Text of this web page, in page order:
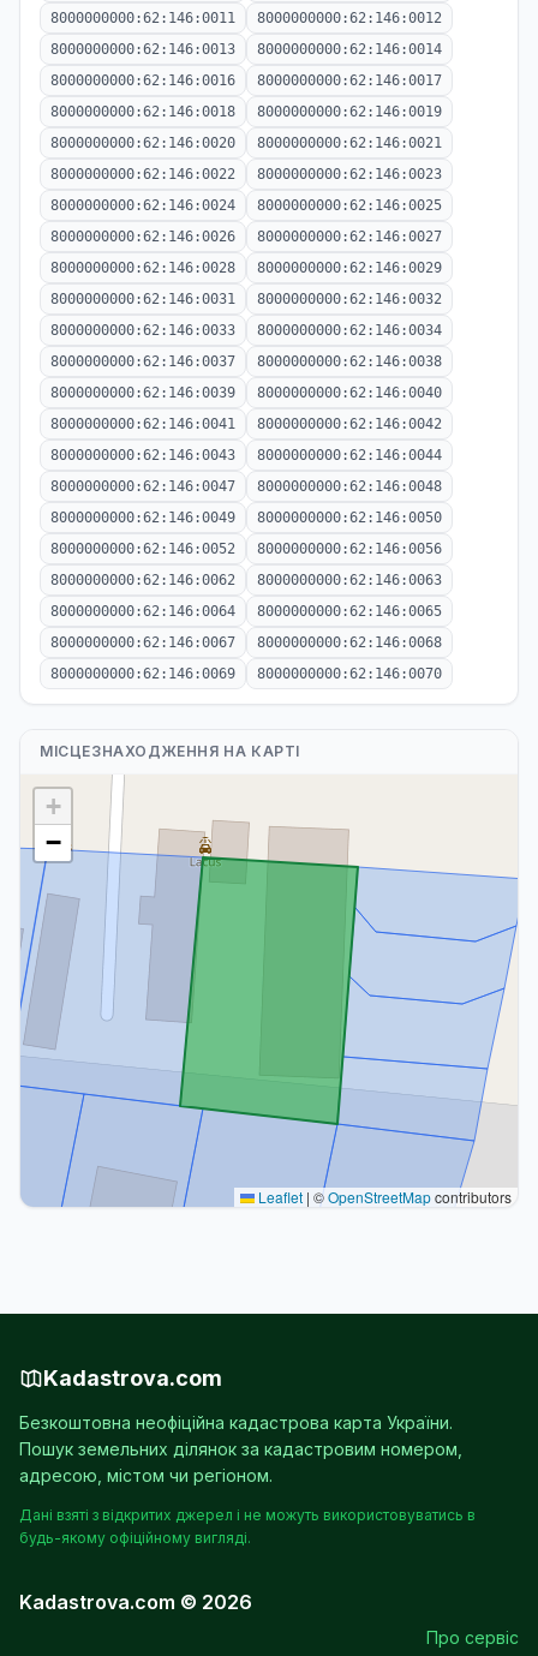
8000000000:62:146:0011
8000000000:62:146:0012
8000000000:62:146:0013
8000000000:62:146:0014
8000000000:62:146:0016
8000000000:62:146:0017
8000000000:62:146:0018
8000000000:62:146:0019
8000000000:62:146:0020
8000000000:62:146:0021
8000000000:62:146:0022
8000000000:62:146:0023
8000000000:62:146:0024
8000000000:62:146:0025
8000000000:62:146:0026
8000000000:62:146:0027
8000000000:62:146:0028
8000000000:62:146:0029
8000000000:62:146:0031
8000000000:62:146:0032
8000000000:62:146:0033
8000000000:62:146:0034
8000000000:62:146:0037
8000000000:62:146:0038
8000000000:62:146:0039
8000000000:62:146:0040
8000000000:62:146:0041
8000000000:62:146:0042
8000000000:62:146:0043
8000000000:62:146:0044
8000000000:62:146:0047
8000000000:62:146:0048
8000000000:62:146:0049
8000000000:62:146:0050
8000000000:62:146:0052
8000000000:62:146:0056
8000000000:62:146:0062
8000000000:62:146:0063
8000000000:62:146:0064
8000000000:62:146:0065
8000000000:62:146:0067
8000000000:62:146:0068
8000000000:62:146:0069
8000000000:62:146:0070
МІСЦЕЗНАХОДЖЕННЯ НА КАРТІ
+
−
Leaflet | ©OpenStreetMapcontributors
Kadastrova.com
Безкоштовна неофіційна кадастрова карта України.
Пошук земельних ділянок за кадастровим номером,
адресою, містом чи регіоном.
Дані взяті з відкритих джерел і не можуть використовуватись в
будь-якому офіційному вигляді.
Kadastrova.com © 2026
Про сервіс